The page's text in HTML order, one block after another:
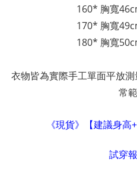
160* 胸寬46
170* 胸寬49
180* 胸寬50
衣物皆為實際手工單面平放
常
《現貨》【建議身高
試穿